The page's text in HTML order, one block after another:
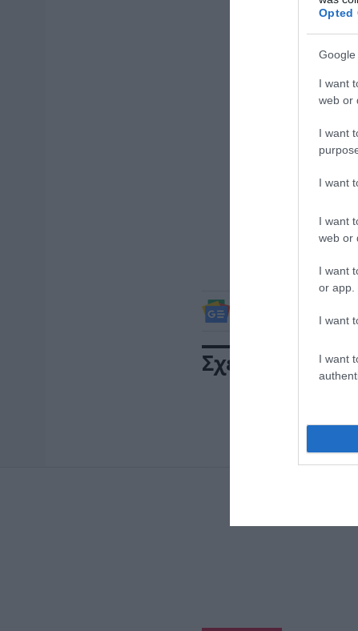
Opted
I want
web or
I want
I want
I want
web or
I want
or app.
I want
I want
Σχετικά άρθρα: